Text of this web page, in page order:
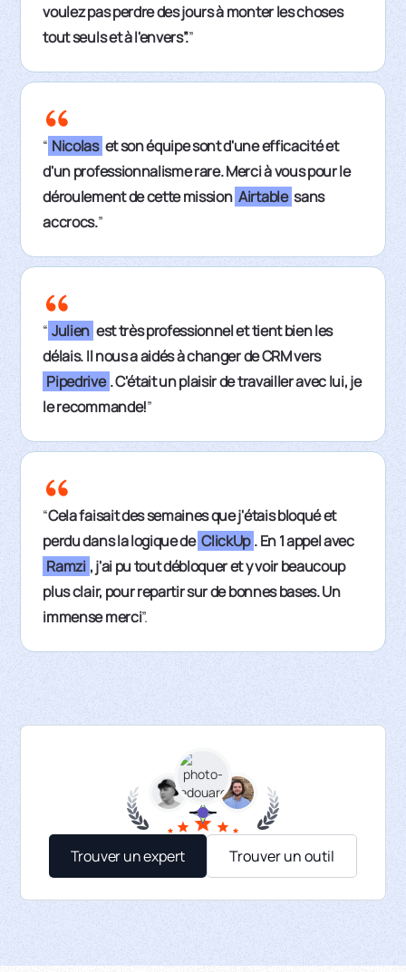
voulez pas perdre des jours à monter les choses
tout seuls et à l'envers”.”
“ Nicolas et son équipe sont d'une efficacité et
d'un professionnalisme rare. Merci à vous pour le
déroulement de cette mission Airtable sans
accrocs.”
“ Julien est très professionnel et tient bien les
délais. Il nous a aidés à changer de CRM vers
Pipedrive . C'était un plaisir de travailler avec lui, je
le recommande!”
“Cela faisait des semaines que j'étais bloqué et
perdu dans la logique de ClickUp . En 1 appel avec
Ramzi , j'ai pu tout débloquer et y voir beaucoup
plus clair, pour repartir sur de bonnes bases. Un
immense merci”.
Trouver un expert Trouver un outil